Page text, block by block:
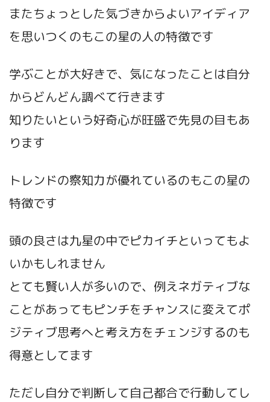
またちょっとした気づきからよいアイディア
を思いつくのもこの星の人の特徴です
学ぶことが大好きで、気になったことは自分
からどんどん調べて行きます
知りたいという好奇心が旺盛で先見の目もあ
ります
トレンドの察知力が優れているのもこの星の
特徴です
頭の良さは九星の中でピカイチといってもよ
いかもしれません
とても賢い人が多いので、例えネガティブな
ことがあってもピンチをチャンスに変えてポ
ジティブ思考へと考え方をチェンジするのも
得意としてます
ただし自分で判断して自己都合で行動してし